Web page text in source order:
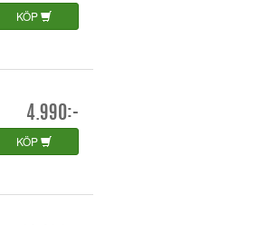
KÖP
4.990:-
KÖP